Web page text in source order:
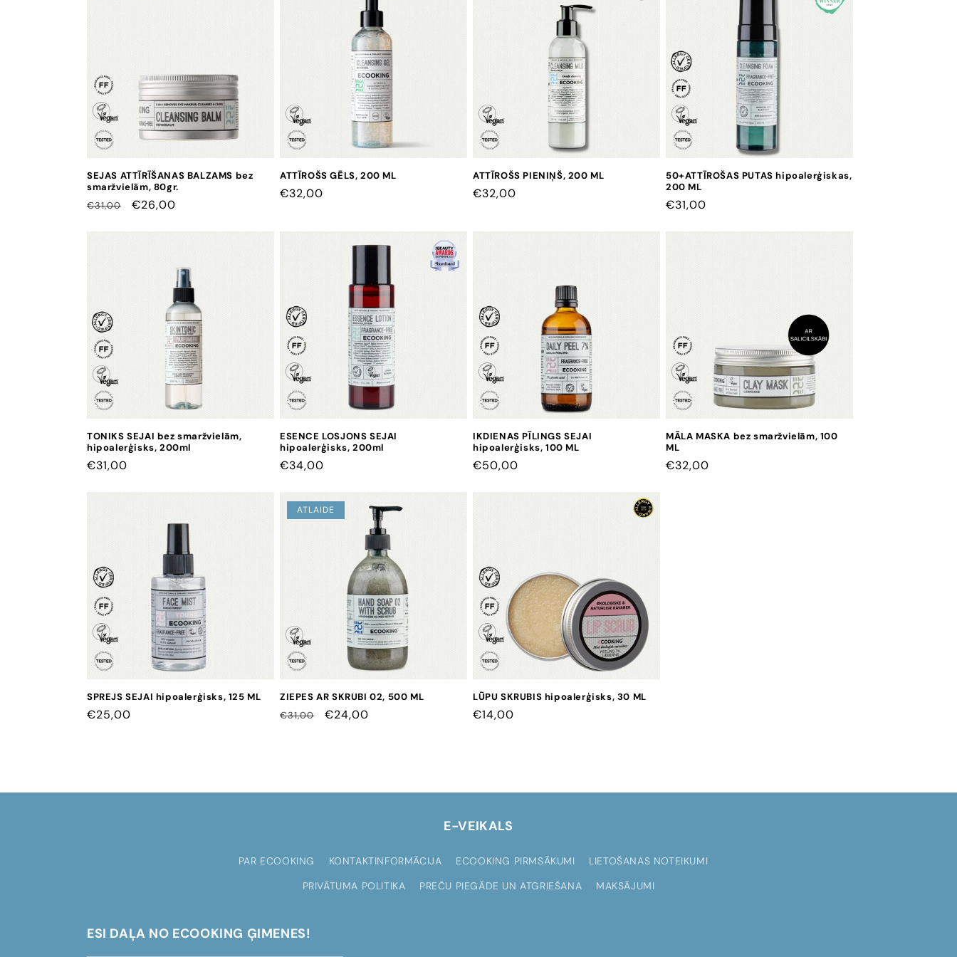
i
a
:
SEJAS ATTĪRĪŠANAS BALZAMS bez
smaržvielām, 80gr.
CENA
€31,00
CENA
€26,00
ATTĪROŠS GĒLS, 200 ML
CENA
€32,00
ATTĪROŠS PIENIŅŠ, 200 ML
CENA
€32,00
50+ATTĪROŠAS PUTAS hipoalerģiskas,
200 ML
CENA
€31,00
TONIKS SEJAI bez smaržvielām,
hipoalerģisks, 200ml
CENA
€31,00
ESENCE LOSJONS SEJAI
hipoalerģisks, 200ml
CENA
€34,00
IKDIENAS PĪLINGS SEJAI
hipoalerģisks, 100 ML
CENA
€50,00
MĀLA MASKA bez smaržvielām, 100
ML
CENA
€32,00
SPREJS SEJAI hipoalerģisks, 125 ML
CENA
€25,00
ATLAIDE
ZIEPES AR SKRUBI 02, 500 ML
CENA
€31,00
CENA
€24,00
LŪPU SKRUBIS hipoalerģisks, 30 ML
CENA
€14,00
E-VEIKALS
PAR ECOOKING KONTAKTINFORMĀCIJA ECOOKING PIRMSĀKUMI
LIETOŠANAS NOTEIKUMI
PRIVĀTUMA POLITIKA
PREČU PIEGĀDE UN ATGRIEŠANA MAKSĀJUMI
ESI DAĻA NO ECOOKING ĢIMENES!